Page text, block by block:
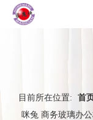
目前所在位置: 首
咪兔 商务玻璃办